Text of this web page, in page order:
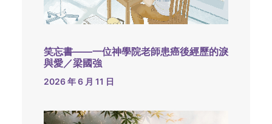
笑忘書——一位神學院老師患癌後經歷的淚
與愛／梁國強
2026 年 6 月 11 日